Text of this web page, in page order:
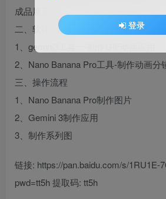
成品展示
二、软件说明
1、gemini3工具一-制作GIF动画应用
2、Nano Banana Pro工具-制作动画分
三、操作流程
1、Nano Banana Pro制作图片
2、Gemini 3制作应用
3、制作系列图
链接: https://pan.baidu.com/s/1RU1E-
pwd=tt5h 提取码: tt5h
登录